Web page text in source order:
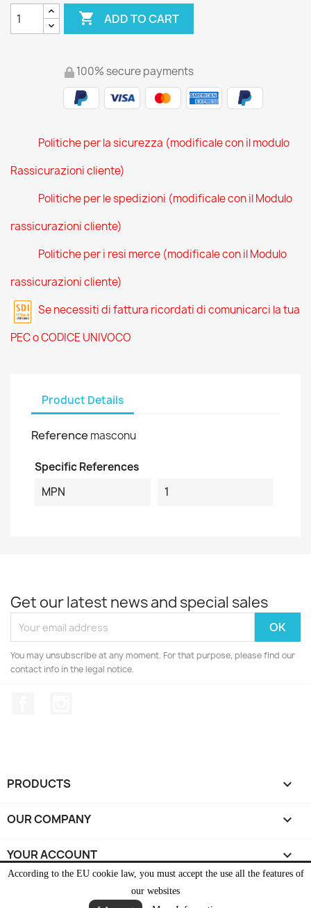
According to the EU cookie law, you must accept the use all the features of
our websites
 ADD TO CART
100% secure payments
Politiche per la sicurezza (modificale con il modulo
Rassicurazioni cliente)
Politiche per le spedizioni (modificale con il Modulo
rassicurazioni cliente)
Politiche per i resi merce (modificale con il Modulo
rassicurazioni cliente)
Se necessiti di fattura ricordati di comunicarci la tua
PEC o CODICE UNIVOCO
Product Details
Reference masconu
Specific References
MPN
1
Get our latest news and special sales
You may unsubscribe at any moment. For that purpose, please find our
contact info in the legal notice.
PRODUCTS 
OUR COMPANY 
YOUR ACCOUNT 